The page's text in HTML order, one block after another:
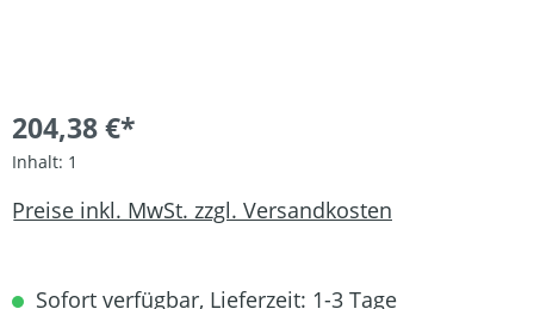
204,38 €*
Inhalt: 1
Preise inkl. MwSt. zzgl. Versandkosten
Sofort verfügbar, Lieferzeit: 1-3 Tage